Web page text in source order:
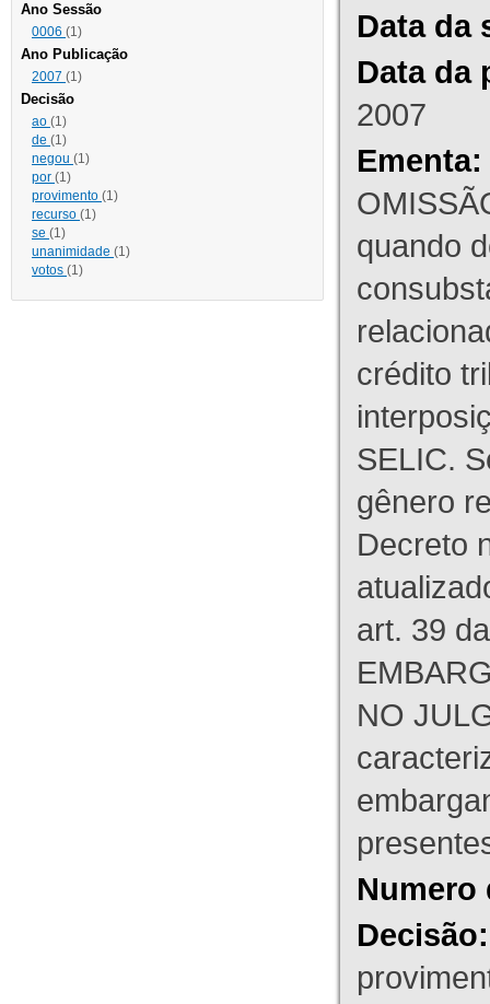
Ano Sessão
0006 (1)
Ano Publicação
2007 (1)
Decisão
ao (1)
de (1)
negou (1)
por (1)
provimento (1)
recurso (1)
se (1)
unanimidade (1)
votos (1)
Data da
Data da
2007
Ementa:
quando
crédito
SELIC.
gênero
Decreto
art. 39
NO
Numero
Decisão: